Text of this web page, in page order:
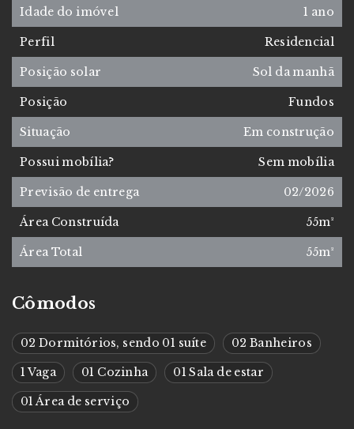
Cômodos
02 Dormitórios, sendo 01 suíte 02 Banheiros
1 Vaga 01 Cozinha 01 Sala de estar
01 Área de serviço
Idade do imóvel 1 ano
Perfil Residencial
Posição solar Sol da manhã
Posição Fundos
Situação Em construção
Possui mobília? Sem mobília
Previsão de entrega 02/2026
Área Construída 55m²
Área Total 55m²